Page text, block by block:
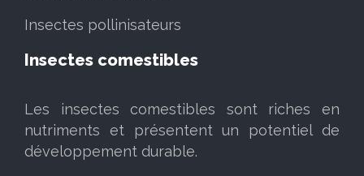
Insectes pollinisateurs
Insectes comestibles
Les insectes comestibles sont riches en
nutriments et présentent un potentiel de
développement durable.